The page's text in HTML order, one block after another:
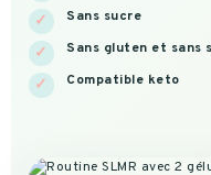
Sans sucre
Sans gluten et sans
Compatible keto